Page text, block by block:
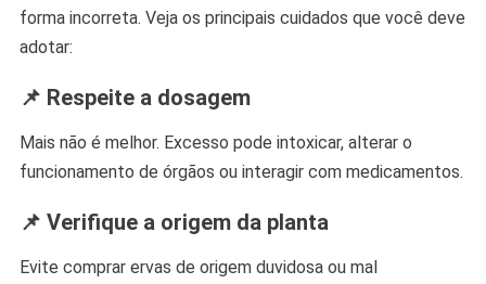
forma incorreta. Veja os principais cuidados que você deve
adotar:
📌 Respeite a dosagem
Mais não é melhor. Excesso pode intoxicar, alterar o
funcionamento de órgãos ou interagir com medicamentos.
📌 Verifique a origem da planta
Evite comprar ervas de origem duvidosa ou mal